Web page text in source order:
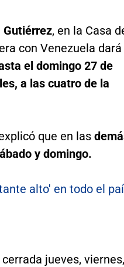
Gutiérrez, en la Casa
con Venezuela dará
el domingo 27 de
a las cuatro de la
que en las
y domingo.
alto' en todo el
jueves, viernes,